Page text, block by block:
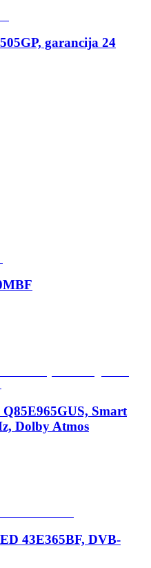
garancija 24
Smart
Dolby Atmos
43E365BF, DVB-